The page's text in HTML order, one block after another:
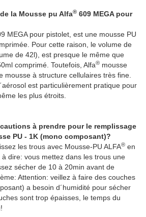
la Mousse pu Alfa® 609 MEGA pour
MEGA pour pistolet, est une mousse PU
Pour cette raison, le volume de
de 42l), est presque le même que
comprimé. Toutefois, Alfa® mousse
mousse à structure cellulaires très fine.
est particulièrement pratique pour
les plus étroits.
à prendre pour le remplissage
PU - 1K (mono composant)?
les trous avec Mousse-PU ALFA® en
à dire: vous mettez dans les trous une
sécher de 10 à 20min avant de
Attention: veillez à faire des couches
a besoin d´humidité pour sécher
sont trop épaisses, le temps du